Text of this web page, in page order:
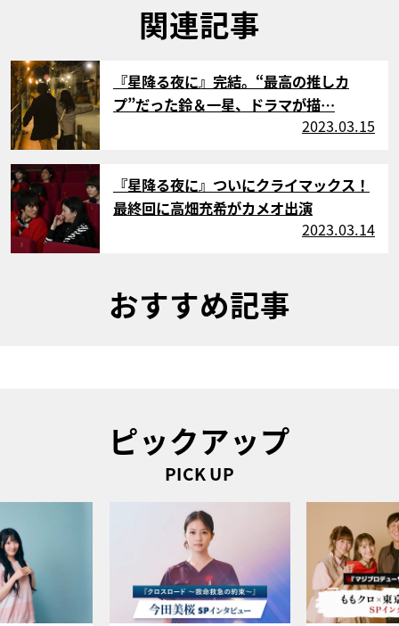
関連記事
サムネイル
『星降る夜に』完結。“最高の推しカ
プ”だった鈴＆一星、ドラマが描…
2023.03.15
サムネイル
『星降る夜に』ついにクライマックス！
最終回に高畑充希がカメオ出演
2023.03.14
おすすめ記事
ピックアップ
PICK UP